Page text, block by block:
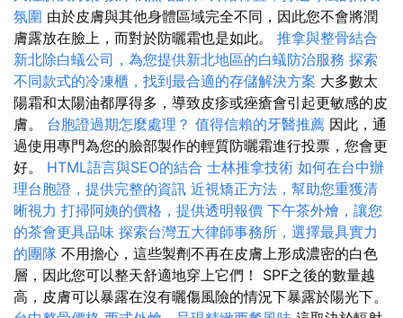
氛圍 由於皮膚與其他身體區域完全不同，因此您不會將潤
膚露放在臉上，而對於防曬霜也是如此。 推拿與整骨結合
新北除白蟻公司，為您提供新北地區的白蟻防治服務 探索
不同款式的冷凍櫃，找到最合適的存儲解決方案 大多數太
陽霜和太陽油都厚得多，導致皮疹或痤瘡會引起更敏感的皮
膚。 台胞證過期怎麼處理？ 值得信賴的牙醫推薦 因此，通
過使用專門為您的臉部製作的輕質防曬霜進行投票，您會更
好。 HTML語言與SEO的結合 士林推拿技術 如何在台中辦
理台胞證，提供完整的資訊 近視矯正方法，幫助您重獲清
晰視力 打掃阿姨的價格，提供透明報價 下午茶外燴，讓您
的茶會更具品味 探索台灣五大律師事務所，選擇最具實力
的團隊 不用擔心，這些製劑不再在皮膚上形成濃密的白色
層，因此您可以整天舒適地穿上它們！ SPF之後的數量越
高，皮膚可以暴露在沒有曬傷風險的情況下暴露於陽光下。